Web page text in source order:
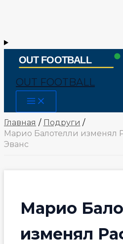
OUT FOOTBALL
Main
Menu
Главная
Подруги
Марио Балотелли изменял
Эванс
Марио
изменял